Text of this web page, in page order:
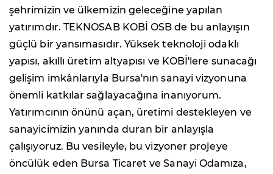
şehrimizin ve ülkemizin geleceğine yapılan
yatırımdır. TEKNOSAB KOBİ OSB de bu anlayışın
güçlü bir yansımasıdır. Yüksek teknoloji odaklı
yapısı, akıllı üretim altyapısı ve KOBİ'lere sunacağı
gelişim imkânlarıyla Bursa'nın sanayi vizyonuna
önemli katkılar sağlayacağına inanıyorum.
Yatırımcının önünü açan, üretimi destekleyen ve
sanayicimizin yanında duran bir anlayışla
çalışıyoruz. Bu vesileyle, bu vizyoner projeye
öncülük eden Bursa Ticaret ve Sanayi Odamıza,